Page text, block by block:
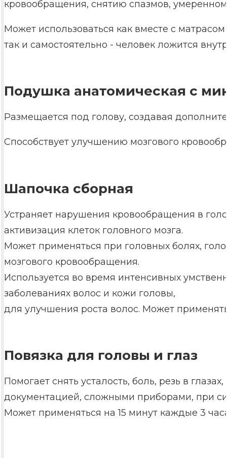
кровообращения, снятию спазмов,
Может использоваться как вместе с
так и самостоятельно - человек ложится
Подушка анатомическая с
Размещается под голову, создавая
Способствует улучшению мозгового
Шапочка сборная
Устраняет нарушения кровообращения в
активизация клеток головного мозга.
Может применяться при головных болях,
мозгового кровообращения.
Используется во время интенсивных
заболеваниях волос и кожи головы,
для улучшения роста волос. Может
Повязка для головы и глаз
Помогает снять усталость, боль, резь в
документацией, сложными приборами, при
Может применяться на 15 минут каждые 3